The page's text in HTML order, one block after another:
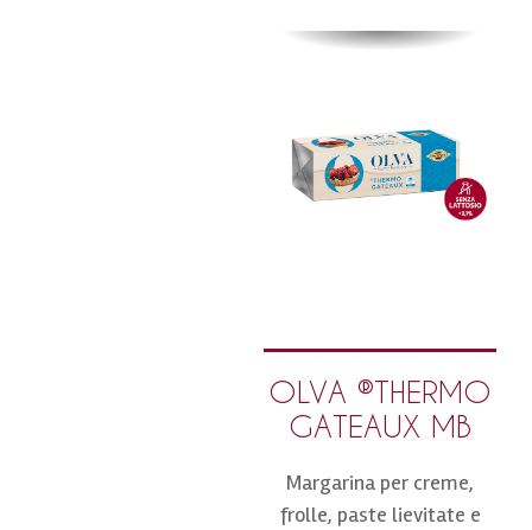
OLVA ®THERMO
GATEAUX MB
Margarina per creme,
frolle, paste lievitate e